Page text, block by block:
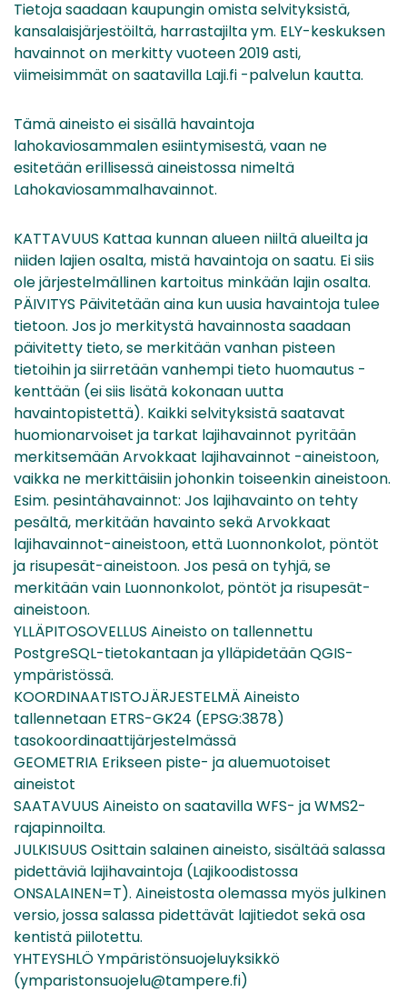
Tietoja saadaan kaupungin omista selvityksistä,
kansalaisjärjestöiltä, harrastajilta ym. ELY-keskuksen
havainnot on merkitty vuoteen 2019 asti,
viimeisimmät on saatavilla Laji.fi -palvelun kautta.
Tämä aineisto ei sisällä havaintoja
lahokaviosammalen esiintymisestä, vaan ne
esitetään erillisessä aineistossa nimeltä
Lahokaviosammalhavainnot.
KATTAVUUS Kattaa kunnan alueen niiltä alueilta ja
niiden lajien osalta, mistä havaintoja on saatu. Ei siis
ole järjestelmällinen kartoitus minkään lajin osalta.
PÄIVITYS Päivitetään aina kun uusia havaintoja tulee
tietoon. Jos jo merkitystä havainnosta saadaan
päivitetty tieto, se merkitään vanhan pisteen
tietoihin ja siirretään vanhempi tieto huomautus -
kenttään (ei siis lisätä kokonaan uutta
havaintopistettä). Kaikki selvityksistä saatavat
huomionarvoiset ja tarkat lajihavainnot pyritään
merkitsemään Arvokkaat lajihavainnot -aineistoon,
vaikka ne merkittäisiin johonkin toiseenkin aineistoon.
Esim. pesintähavainnot: Jos lajihavainto on tehty
pesältä, merkitään havainto sekä Arvokkaat
lajihavainnot-aineistoon, että Luonnonkolot, pöntöt
ja risupesät-aineistoon. Jos pesä on tyhjä, se
merkitään vain Luonnonkolot, pöntöt ja risupesät-
aineistoon.
YLLÄPITOSOVELLUS Aineisto on tallennettu
PostgreSQL-tietokantaan ja ylläpidetään QGIS-
ympäristössä.
KOORDINAATISTOJÄRJESTELMÄ Aineisto
tallennetaan ETRS-GK24 (EPSG:3878)
tasokoordinaattijärjestelmässä
GEOMETRIA Erikseen piste- ja aluemuotoiset
aineistot
SAATAVUUS Aineisto on saatavilla WFS- ja WMS2-
rajapinnoilta.
JULKISUUS Osittain salainen aineisto, sisältää salassa
pidettäviä lajihavaintoja (Lajikoodistossa
ONSALAINEN=T). Aineistosta olemassa myös julkinen
versio, jossa salassa pidettävät lajitiedot sekä osa
kentistä piilotettu.
YHTEYSHLÖ Ympäristönsuojeluyksikkö
(ymparistonsuojelu@tampere.fi)